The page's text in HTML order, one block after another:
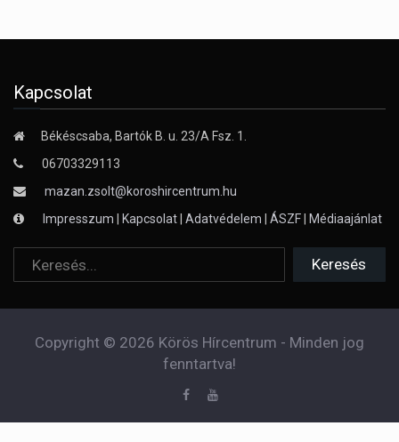
Kapcsolat
Békéscsaba, Bartók B. u. 23/A Fsz. 1.
06703329113
mazan.zsolt@koroshircentrum.hu
Impresszum
Kapcsolat Adatvédelem ÁSZF Médiaajánlat
Copyright © 2026 Körös Hírcentrum - Minden jog
fenntartva!